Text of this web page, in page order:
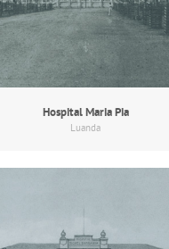
Hospital Maria Pia
Luanda